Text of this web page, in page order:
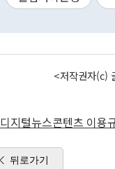
<저작권자(c)
디지털뉴스콘텐츠 이용
뒤로가기